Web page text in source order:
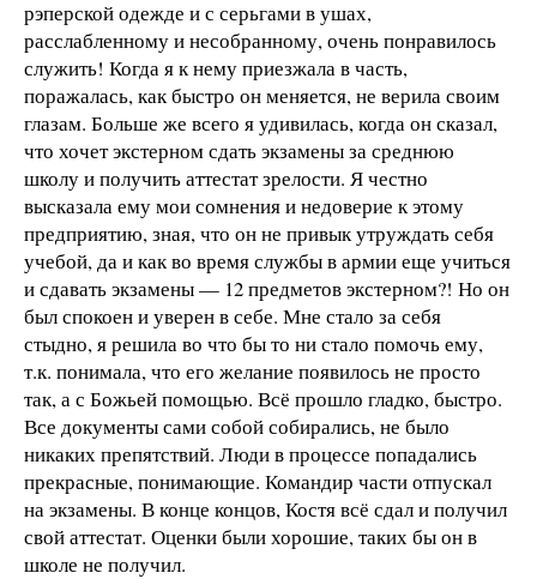
рэперской одежде и с серьгами в ушах,
расслабленному и несобранному, очень понравилось
служить! Когда я к нему приезжала в часть,
поражалась, как быстро он меняется, не верила своим
глазам. Больше же всего я удивилась, когда он сказал,
что хочет экстерном сдать экзамены за среднюю
школу и получить аттестат зрелости. Я честно
высказала ему мои сомнения и недоверие к этому
предприятию, зная, что он не привык утруждать себя
учебой, да и как во время службы в армии еще учиться
и сдавать экзамены — 12 предметов экстерном?! Но он
был спокоен и уверен в себе. Мне стало за себя
стыдно, я решила во что бы то ни стало помочь ему,
т.к. понимала, что его желание появилось не просто
так, а с Божьей помощью. Всё прошло гладко, быстро.
Все документы сами собой собирались, не было
никаких препятствий. Люди в процессе попадались
прекрасные, понимающие. Командир части отпускал
на экзамены. В конце концов, Костя всё сдал и получил
свой аттестат. Оценки были хорошие, таких бы он в
школе не получил.